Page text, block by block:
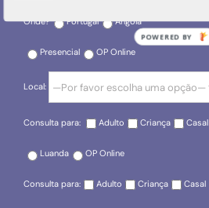
Onde? Portugal Angola
Presencial OP Online
Local:
Consulta para: Adulto Criança Casal
Luanda OP Online
Consulta para: Adulto Criança Casal
POWERED BY